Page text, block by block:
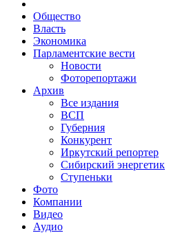
Общество
Власть
Экономика
Парламентские вести
Новости
Фоторепортажи
Архив
Все издания
ВСП
Губерния
Конкурент
Иркутский репортер
Сибирский энергетик
Ступеньки
Фото
Компании
Видео
Аудио